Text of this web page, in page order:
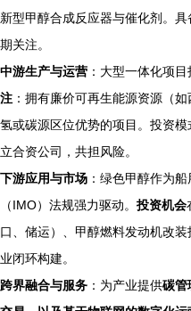
新型甲醇合成反应器与催化剂。
期关注。
中游生产与运营 ：大型一体化项
注 ：拥有廉价可再生能源资源（
氢或碳源区位优势的项目。投资
立合资公司，共担风险。
下游应用与市场 ：绿色甲醇作为
（IMO）法规强力驱动。 投资机会
口、储运）、甲醇燃料发动机改
业闭环构建。
跨界融合与服务 ：为产业提供碳管